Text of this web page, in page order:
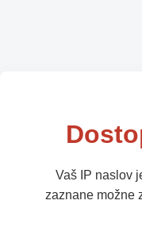
Vaš IP naslov
zaznane možne